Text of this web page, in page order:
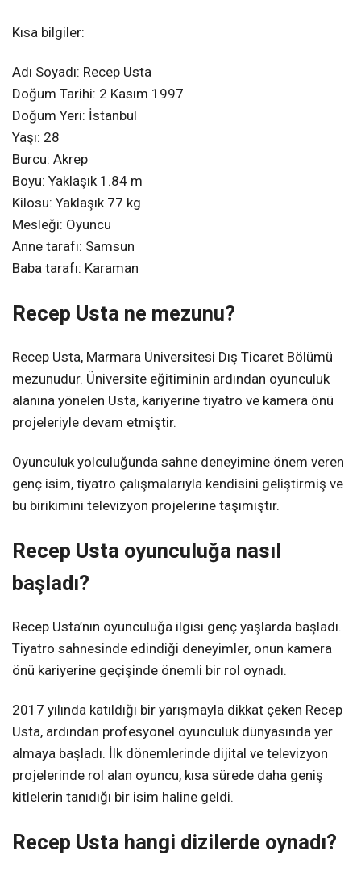
Kısa bilgiler:
Adı Soyadı: Recep Usta
Doğum Tarihi: 2 Kasım 1997
Doğum Yeri: İstanbul
Yaşı: 28
Burcu: Akrep
Boyu: Yaklaşık 1.84 m
Kilosu: Yaklaşık 77 kg
Mesleği: Oyuncu
Anne tarafı: Samsun
Baba tarafı: Karaman
Recep Usta ne mezunu?
Recep Usta, Marmara Üniversitesi Dış Ticaret Bölümü
mezunudur. Üniversite eğitiminin ardından oyunculuk
alanına yönelen Usta, kariyerine tiyatro ve kamera önü
projeleriyle devam etmiştir.
Oyunculuk yolculuğunda sahne deneyimine önem veren
genç isim, tiyatro çalışmalarıyla kendisini geliştirmiş ve
bu birikimini televizyon projelerine taşımıştır.
Recep Usta oyunculuğa nasıl
başladı?
Recep Usta’nın oyunculuğa ilgisi genç yaşlarda başladı.
Tiyatro sahnesinde edindiği deneyimler, onun kamera
önü kariyerine geçişinde önemli bir rol oynadı.
2017 yılında katıldığı bir yarışmayla dikkat çeken Recep
Usta, ardından profesyonel oyunculuk dünyasında yer
almaya başladı. İlk dönemlerinde dijital ve televizyon
projelerinde rol alan oyuncu, kısa sürede daha geniş
kitlelerin tanıdığı bir isim haline geldi.
Recep Usta hangi dizilerde oynadı?